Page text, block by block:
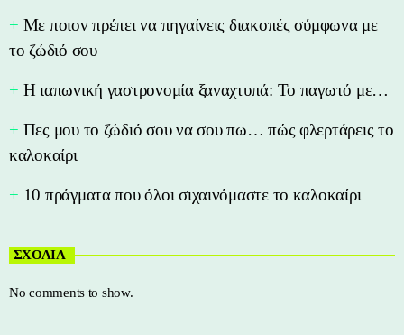
Με ποιον πρέπει να πηγαίνεις διακοπές σύμφωνα με
το ζώδιό σου
Η ιαπωνική γαστρονομία ξαναχτυπά: Το παγωτό με…
Πες μου το ζώδιό σου να σου πω… πώς φλερτάρεις το
καλοκαίρι
10 πράγματα που όλοι σιχαινόμαστε το καλοκαίρι
ΣΧΟΛΙΑ
No comments to show.